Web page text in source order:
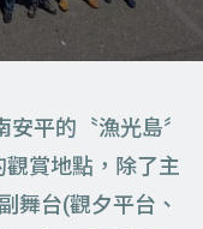
平的〝漁光島〞
賞地點，除了主
舞台(觀夕平台、